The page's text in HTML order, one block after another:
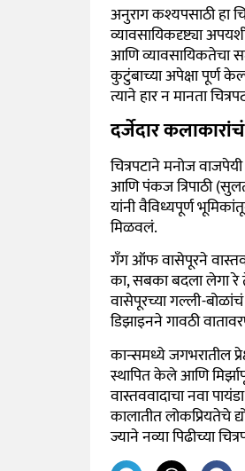
अनुराग कश्यपसाठी हा
व्यावसायिकदृष्ट्या
आणि व्यावसायिकतेचा
कुटुंबाच्या अपेक्षा पूर्ण
त्याने हार न मानता
दर्जेदार
चित्रपटाने मनोज
आणि पंकज त्रिपाठी
यांनी वैविध्यपूर्ण
मिळवलं.
गँग ऑफ वासेपूरने
का, सबका बदला लेगा रे
वासेपूरच्या गल्ली-
डिझाइनने गावठी
कान्समध्ये जगभरातील
स्थापित केले आणि
वास्तववादाचा नवा
कालातीत लोकप्रियतेचे
ज्याने नव्या पिढीच्या